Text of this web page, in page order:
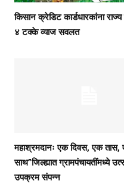
किसान क्रेडिट कार्डधारकांना
४ टक्के व्याज सवलत
महाश्रमदानः एक दिवस, एक तास,
साथ”जिल्ह्यात ग्रामपंचायतींमध्ये
उपक्रम संपन्न